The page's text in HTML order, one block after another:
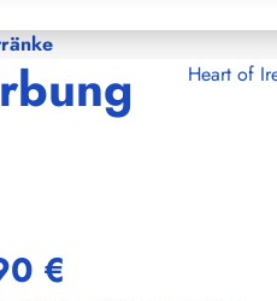
Heart of
€